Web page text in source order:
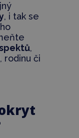
, i tak se
,
rodinu či